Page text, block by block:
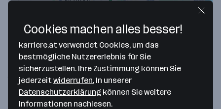
Map data ©2026 Google
FONESS DESIGNWERK GmbH
Kärntner Ring 09-11
1010 Wien— Route berechnen
Cookies machen alles besser!
karriere.at verwendet Cookies, um das
bestmögliche Nutzererlebnis für Sie
sicherzustellen. Ihre Zustimmung können Sie
jederzeit widerrufen. In unserer
Datenschutzerklärung können Sie weitere
Informationen nachlesen.